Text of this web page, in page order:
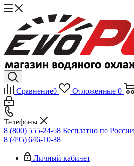
Сравнение0 Отложенные 0
Телефоны
8 (800) 555-24-68 Бесплатно по России
8 (495) 646-10-88
Личный кабинет